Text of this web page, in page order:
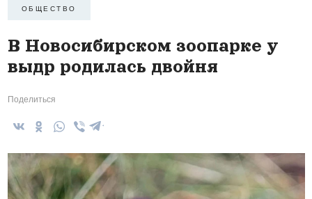
ОБЩЕСТВО
В Новосибирском зоопарке у
выдр родилась двойня
Поделиться